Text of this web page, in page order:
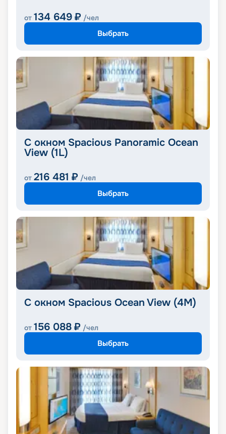
от 134 649 ₽ /чел
Выбрать
С окном Spacious Panoramic Ocean
View (1L)
от 216 481 ₽ /чел
Выбрать
С окном Spacious Ocean View (4M)
от 156 088 ₽ /чел
Выбрать